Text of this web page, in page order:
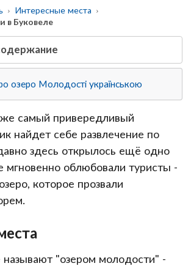
Интересные места
в Буковеле
озеро Молодості українською
самый привередливый
найдет себе развлечение по
здесь открылось ещё одно
мгновенно облюбовали туристы -
которое прозвали
"озером молодости" -